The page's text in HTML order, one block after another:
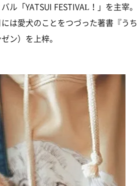
「YATSUI FESTIVAL！」を主宰。
は愛犬のことをつづった著書『うち
ン）を上梓。